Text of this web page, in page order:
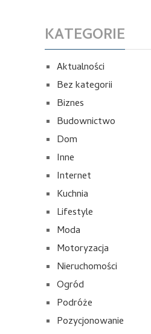
KATEGORIE
Aktualności
Bez kategorii
Biznes
Budownictwo
Dom
Inne
Internet
Kuchnia
Lifestyle
Moda
Motoryzacja
Nieruchomości
Ogród
Podróże
Pozycjonowanie